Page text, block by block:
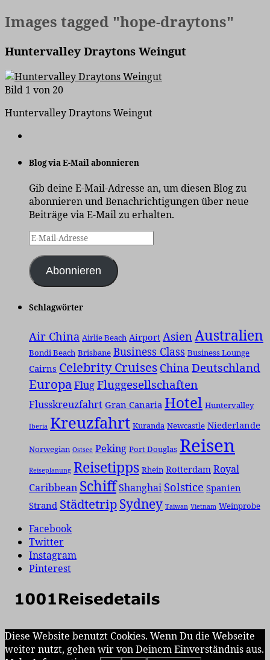
Images tagged "hope-draytons"
Huntervalley Draytons Weingut
Bild 1 von 20
Huntervalley Draytons Weingut
Blog via E-Mail abonnieren
Gib deine E-Mail-Adresse an, um diesen Blog zu
abonnieren und Benachrichtigungen über neue
Beiträge via E-Mail zu erhalten.
E-
Adresse
Abonnieren
Schlagwörter
Air China Airlie Beach Airport AsienAustralien
Bondi Beach Brisbane Business Class Business Lounge
Cairns Celebrity Cruises China Deutschland
EuropaFlugFluggesellschaften
Flusskreuzfahrt Gran Canaria Hotel Huntervalley
Iberia Kreuzfahrt Kuranda Newcastle Niederlande
Norwegian Ostsee Peking Port Douglas Reisen
Reiseplanung Reisetipps Rhein Rotterdam Royal
Caribbean SchiffShanghai Solstice Spanien
Strand StädtetripSydney Taiwan Vietnam Weinprobe
Facebook
Twitter
Instagram
Pinterest
Diese Website benutzt Cookies. Wenn Du die Webseite
weiter nutzt, gehen wir von Deinem Einverständnis aus.